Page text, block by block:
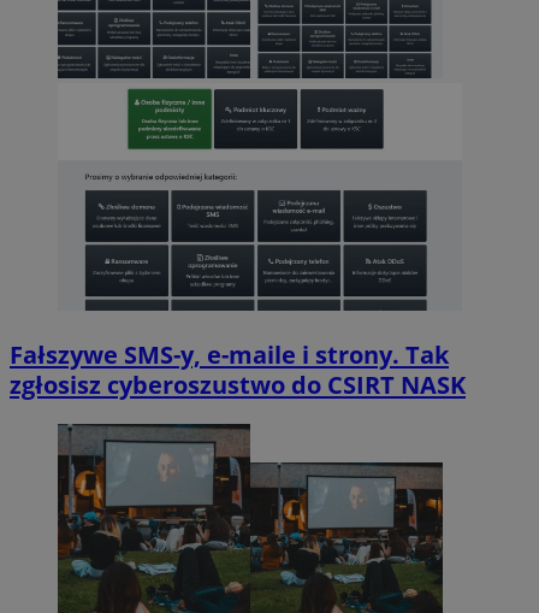
Fałszywe SMS-y, e-maile i strony. Tak
zgłosisz cyberoszustwo do CSIRT NASK